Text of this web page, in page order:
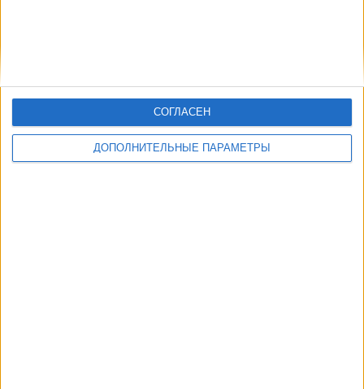
ДОПОЛНИТЕЛЬНЫЕ ПАРАМЕТРЫ
СОГЛАСЕН